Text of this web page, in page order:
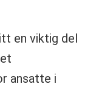
en viktig del
ansatte i